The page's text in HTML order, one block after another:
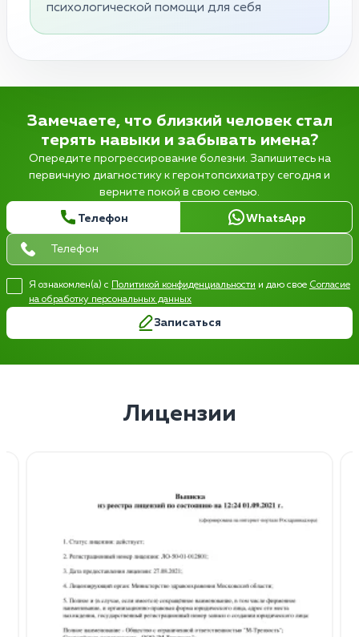
психологической помощи для себя
Замечаете, что близкий человек стал
терять навыки и забывать имена?
Опередите прогрессирование болезни. Запишитесь на
первичную диагностику к геронтопсихиатру сегодня и
верните покой в свою семью.
Телефон WhatsApp
Я ознакомлен(а) с Политикой конфиденциальности и даю свое Согласие
на обработку персональных данных
Записаться
Лицензии